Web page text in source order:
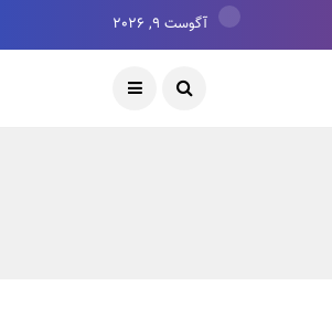
آگوست 9, 2026